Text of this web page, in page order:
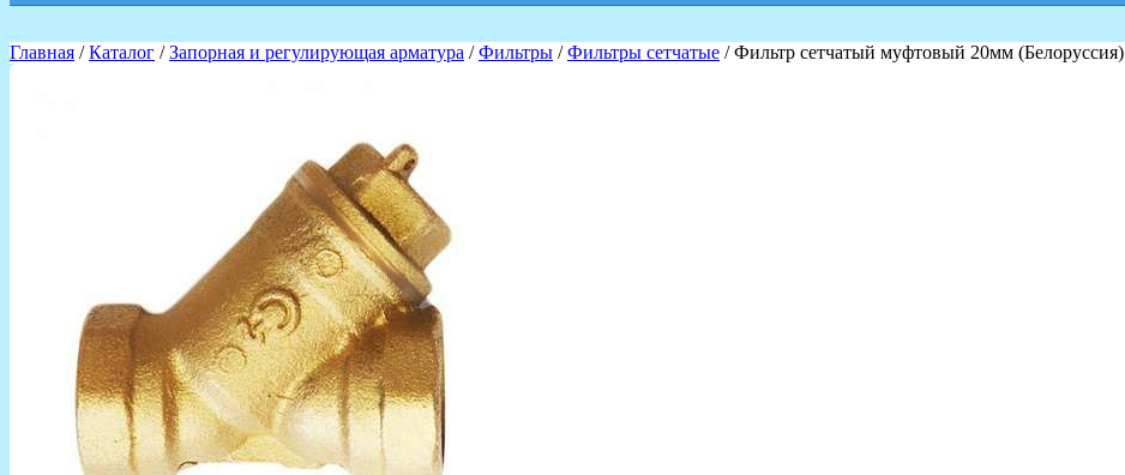
Главная /Каталог /Запорная и регулирующая арматура /Фильтры /Фильтры сетчатые / Фильтр сетчатый муфтовый 20мм (Белоруссия)